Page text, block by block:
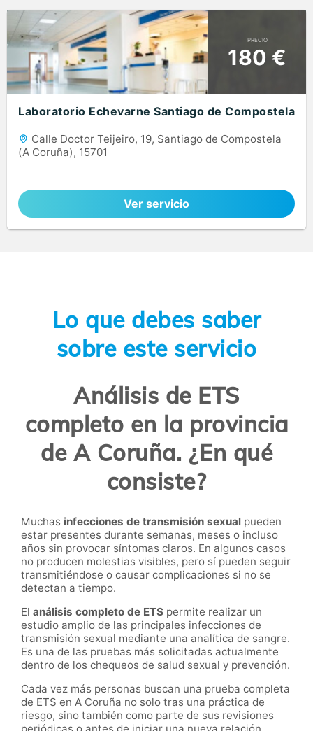
PRECIO
180 €
Laboratorio Echevarne Santiago de Compostela
Calle Doctor Teijeiro, 19, Santiago de Compostela
(A Coruña), 15701
Ver servicio
Lo que debes saber
sobre este servicio
Análisis de ETS
completo en la provincia
de A Coruña. ¿En qué
consiste?
Muchas infecciones de transmisión sexual pueden
estar presentes durante semanas, meses o incluso
años sin provocar síntomas claros. En algunos casos
no producen molestias visibles, pero sí pueden seguir
transmitiéndose o causar complicaciones si no se
detectan a tiempo.
El análisis completo de ETS permite realizar un
estudio amplio de las principales infecciones de
transmisión sexual mediante una analítica de sangre.
Es una de las pruebas más solicitadas actualmente
dentro de los chequeos de salud sexual y prevención.
Cada vez más personas buscan una prueba completa
de ETS en A Coruña no solo tras una práctica de
riesgo, sino también como parte de sus revisiones